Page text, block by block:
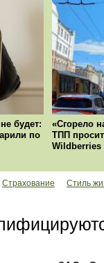
будет:
по
«Сгорело
ТПП
Wildberries
Страхование Стиль